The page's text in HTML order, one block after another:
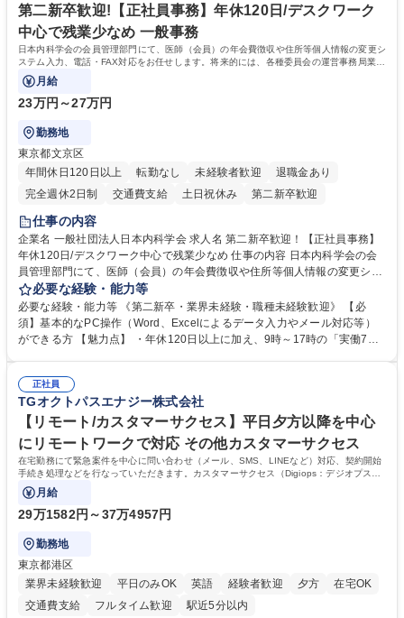
「未来の日常」の創造に向けて持続可能な社会の実現に貢献してまいりま
す。 学歴・資格 学歴：大学院 大学 語学力： 資格：
第二新卒歓迎!【正社員事務】年休120日/デスクワーク
中心で残業少なめ 一般事務
日本内科学会の会員管理部門にて、医師（会員）の年会費徴収や住所等個人情報の変更シ
ステム入力、電話・FAX対応をお任せします。将来的には、各種委員会の運営事務局業務
などにも幅広く携わっていただきます。
月給
23万円～27万円
勤務地
東京都文京区
年間休日120日以上
転勤なし 未経験者歓迎
退職金あり
完全週休2日制
交通費支給 土日祝休み 第二新卒歓迎
仕事の内容
企業名 一般社団法人日本内科学会 求人名 第二新卒歓迎！【正社員事務】
年休120日/デスクワーク中心で残業少なめ 仕事の内容 日本内科学会の会
員管理部門にて、医師（会員）の年会費徴収や住所等個人情報の変更シス
テム入力、電話・FAX対応をお任せします。将来的には、各種委員会の運
営事務局業務などにも幅広く携わっていただきます。 【会員管理・データ
入力業務】 ・医師（会員）の住所変更、個人情報のシステム登録・更新
・年会費の徴収管理や入金データの照合確認 【問い合わせ対応】 ・会員
年休120日/デスクワーク中心で残業少なめ
必要な経験・能力等
必要な経験・能力等 《第二新卒・業界未経験・職種未経験歓迎》 【必
須】基本的なPC操作（Word、Excelによるデータ入力やメール対応等）
ができる方 【魅力点】 ・年休120日以上に加え、9時～17時の「実働7時
整、資料作成、当日の運営サポート 学歴・資格 学歴：大学院 大学 語学
力： 資格：
正社員
TGオクトパスエナジー株式会社
【リモート/カスタマーサクセス】平日夕方以降を中心
にリモートワークで対応 その他カスタマーサクセス
在宅勤務にて緊急案件を中心に問い合わせ（メール、SMS、LINEなど）対応、契約開始
手続き処理などを行なっていただきます。カスタマーサクセス（Digiops：デジオプス）
と運用構築の業務となります。
月給
29万1582円～37万4957円
勤務地
東京都港区
業界未経験歓迎
平日のみOK 英語 経験者歓迎 夕方
在宅OK
交通費支給
フルタイム歓迎 駅近5分以内